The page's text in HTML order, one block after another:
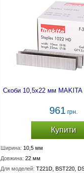
Скоби 10,5х22 мм MAKITA
961 грн.
Купити
Ширина: 10,5 мм
Довжина: 22 мм
Для моделей: T221D, BST220,